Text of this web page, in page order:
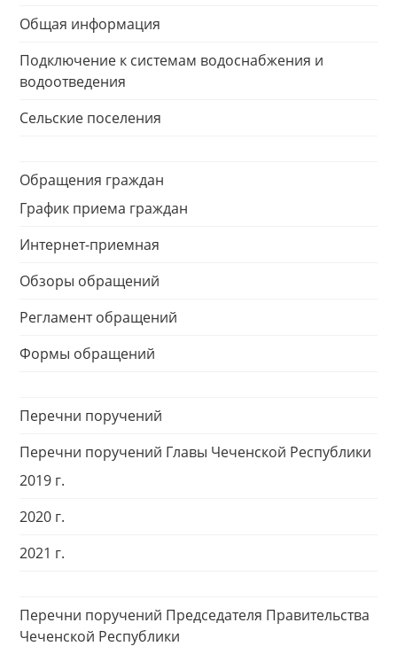
Общая информация
Подключение к системам водоснабжения и
водоотведения
Сельские поселения
Обращения граждан
График приема граждан
Интернет-приемная
Обзоры обращений
Регламент обращений
Формы обращений
Перечни поручений
Перечни поручений Главы Чеченской Республики
2019 г.
2020 г.
2021 г.
Перечни поручений Председателя Правительства
Чеченской Республики